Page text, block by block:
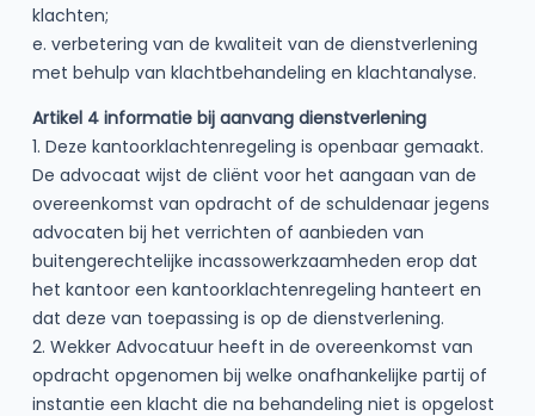
klachten;
e. verbetering van de kwaliteit van de dienstverlening
met behulp van klachtbehandeling en klachtanalyse.
Artikel 4 informatie bij aanvang dienstverlening
1. Deze kantoorklachtenregeling is openbaar gemaakt.
De advocaat wijst de cliënt voor het aangaan van de
overeenkomst van opdracht of de schuldenaar jegens
advocaten bij het verrichten of aanbieden van
buitengerechtelijke incassowerkzaamheden erop dat
het kantoor een kantoorklachtenregeling hanteert en
dat deze van toepassing is op de dienstverlening.
2. Wekker Advocatuur heeft in de overeenkomst van
opdracht opgenomen bij welke onafhankelijke partij of
instantie een klacht die na behandeling niet is opgelost